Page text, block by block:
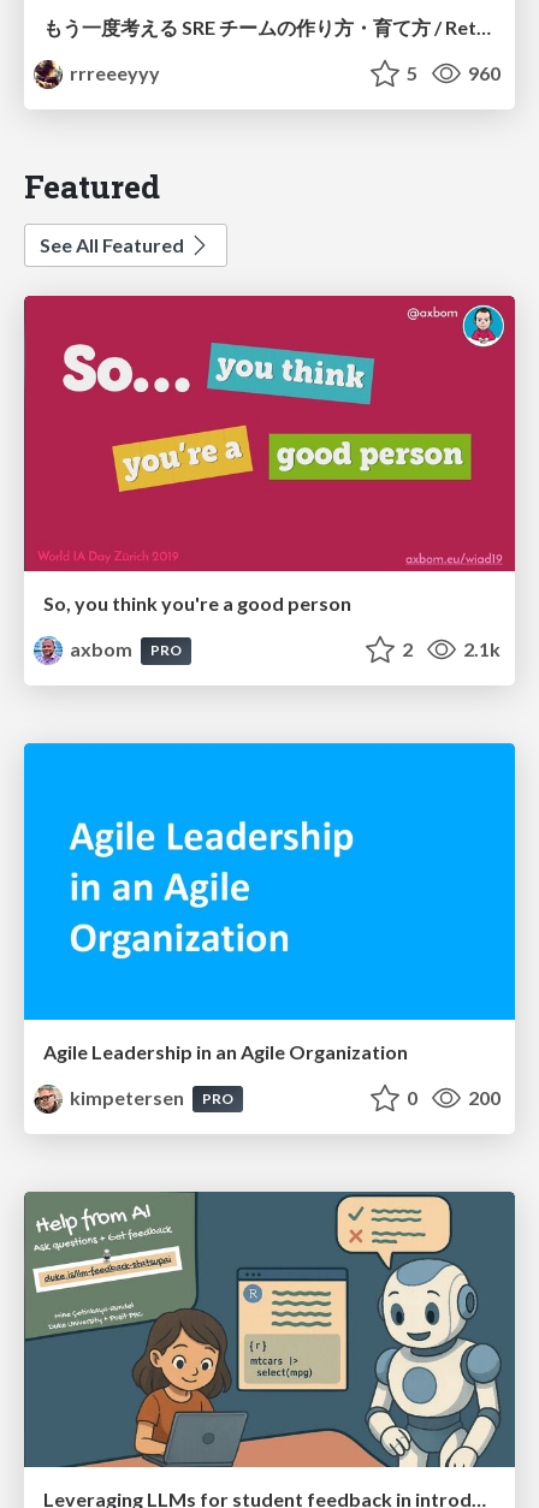
もう一度考える SRE チームの作り方・育て方 / Rethinking SRE #1: Building and Growing SRE Teams
rrreeeyyy
5 960
Featured
See All Featured
So, you think you're a good person
axbom
PRO 2 2.1k
Agile Leadership in an Agile Organization
kimpetersen
PRO 0 200
Leveraging LLMs for student feedback in introductory data science courses - posit::conf(2025)